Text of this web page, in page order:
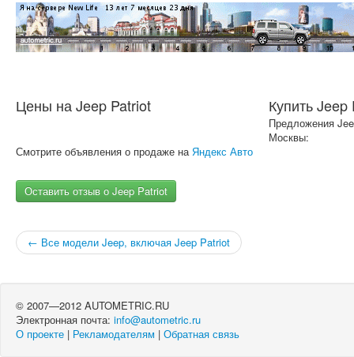
Цены на Jeep Patriot
Смотрите объявления о продаже наЯндекс Авто
Купить Jeep
Предложения
Москвы:
Оставить отзыв о Jeep Patriot
← Все модели Jeep, включая Jeep Patriot
© 2007—2012 AUTOMETRIC.RU
Электронная почта: info@autometric.ru
О проекте | Рекламодателям | Обратная связь